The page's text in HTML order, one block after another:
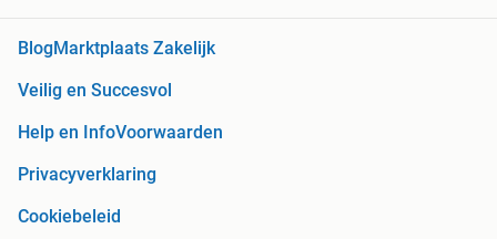
BlogMarktplaats Zakelijk
Veilig en Succesvol
Help en InfoVoorwaarden
Privacyverklaring
Cookiebeleid